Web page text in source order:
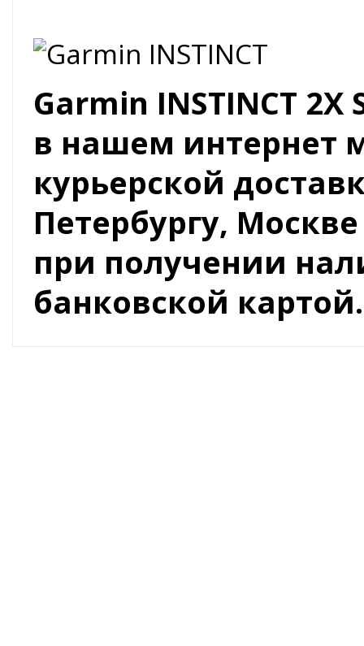
Garmin INSTINCT
в нашем интернет
курьерской
Петербургу,
при получении
банковской картой.